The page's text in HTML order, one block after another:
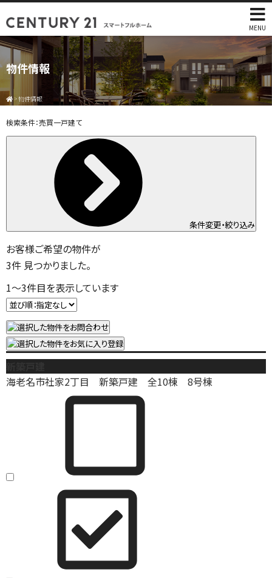
MENU
物件情報
>物件情報
検索条件：売買一戸建て
条件変更・絞り込み
お客様ご希望の物件が
3件 見つかりました。
1～3件目を表示しています
海老名市社家2丁目 新築戸建 全10棟 8号棟